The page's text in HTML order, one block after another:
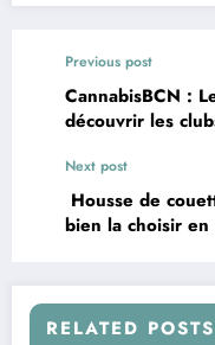
Previous post
CannabisBCN :
découvrir les
Next post
Housse de
bien la choisir
RELATED POSTS